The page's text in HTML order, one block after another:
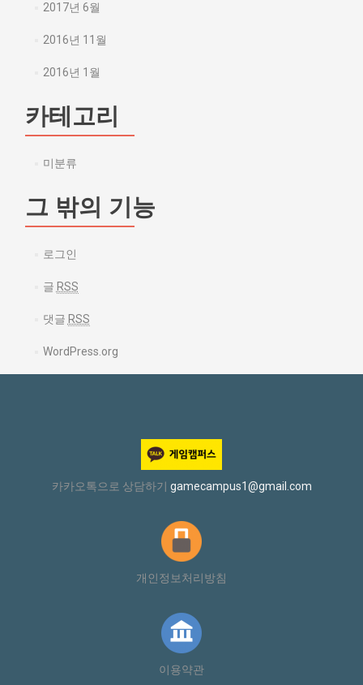
2017년 6월
2016년 11월
2016년 1월
카테고리
미분류
그 밖의 기능
로그인
글 RSS
댓글 RSS
WordPress.org
카카오톡으로 상담하기 gamecampus1@gmail.com
개인정보처리방침
이용약관